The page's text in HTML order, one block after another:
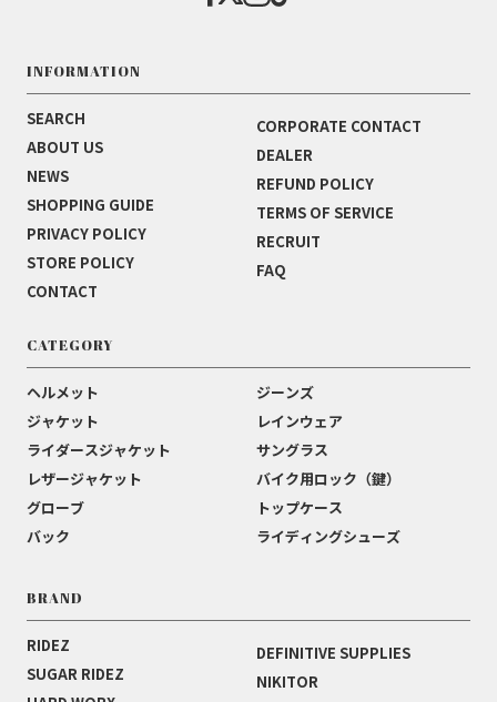
INFORMATION
SEARCH
ABOUT US
NEWS
SHOPPING GUIDE
PRIVACY POLICY
STORE POLICY
CONTACT
CORPORATE CONTACT
DEALER
REFUND POLICY
TERMS OF SERVICE
RECRUIT
FAQ
CATEGORY
ヘルメット
ジャケット
ライダースジャケット
レザージャケット
グローブ
バック
ジーンズ
レインウェア
サングラス
バイク用ロック（鍵）
トップケース
ライディングシューズ
BRAND
RIDEZ
SUGAR RIDEZ
DEFINITIVE SUPPLIES
NIKITOR